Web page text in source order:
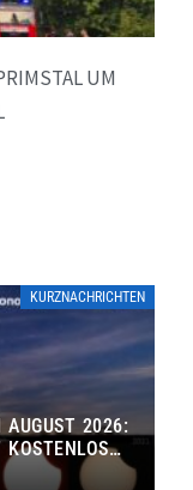
UM
KURZNACHRICHTEN
AUGUST 2026:
KOSTENLOS